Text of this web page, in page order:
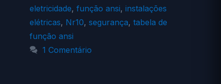
eletricidade, função ansi, instalações
elétricas, Nr10, segurança, tabela de
função ansi
1 Comentário